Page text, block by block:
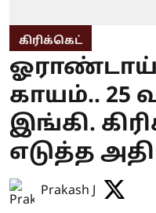
கிரிக்கெட்
ஓராண்டாய்
காயம்.. 25
இங்கி.
எடுத்த
Prakash J